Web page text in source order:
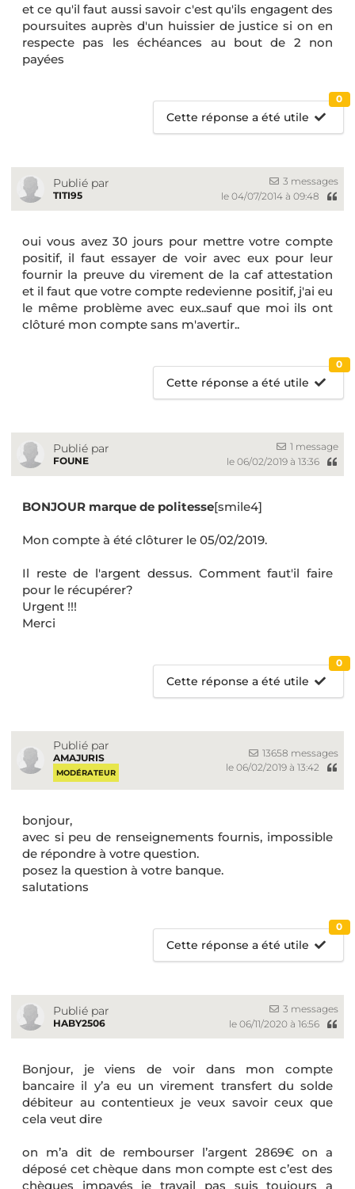
et ce qu'il faut aussi savoir c'est qu'ils engagent des
poursuites auprès d'un huissier de justice si on en
respecte pas les échéances au bout de 2 non
payées
Cette réponse a été utile
0
Publié par
TITI95
3 messages
le 04/07/2014 à 09:48
oui vous avez 30 jours pour mettre votre compte
positif, il faut essayer de voir avec eux pour leur
fournir la preuve du virement de la caf attestation
et il faut que votre compte redevienne positif, j'ai eu
le même problème avec eux..sauf que moi ils ont
clôturé mon compte sans m'avertir..
Cette réponse a été utile
0
Publié par
FOUNE
1 message
le 06/02/2019 à 13:36
BONJOUR marque de politesse[smile4]
Mon compte à été clôturer le 05/02/2019.
Il reste de l'argent dessus. Comment faut'il faire
pour le récupérer?
Urgent !!!
Merci
Cette réponse a été utile
0
Publié par
AMAJURIS
MODÉRATEUR
13658 messages
le 06/02/2019 à 13:42
bonjour,
avec si peu de renseignements fournis, impossible
de répondre à votre question.
posez la question à votre banque.
salutations
Cette réponse a été utile
0
Publié par
HABY2506
3 messages
le 06/11/2020 à 16:56
Bonjour, je viens de voir dans mon compte
bancaire il y’a eu un virement transfert du solde
débiteur au contentieux je veux savoir ceux que
cela veut dire
on m’a dit de rembourser l’argent 2869€ on a
déposé cet chèque dans mon compte est c’est des
chèques impayés je travail pas suis toujours a